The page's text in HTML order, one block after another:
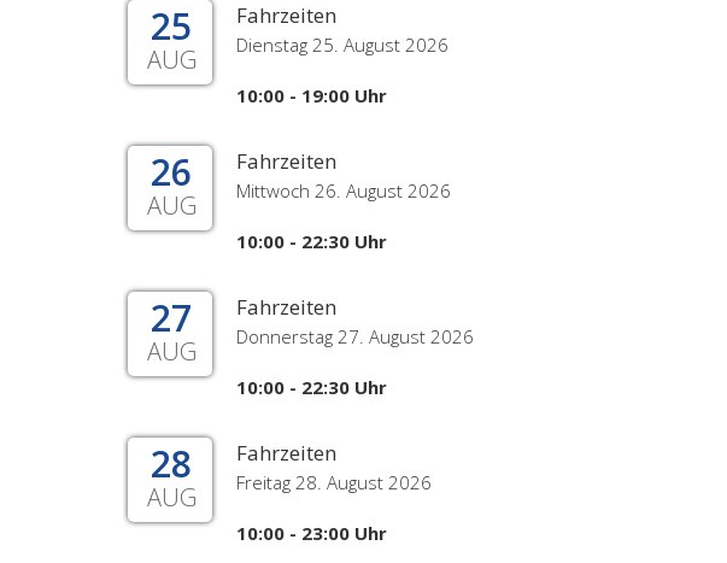
25
AUG
Fahrzeiten
Dienstag 25. August 2026
10:00 - 19:00 Uhr
26
AUG
Fahrzeiten
Mittwoch 26. August 2026
10:00 - 22:30 Uhr
27
AUG
Fahrzeiten
Donnerstag 27. August 2026
10:00 - 22:30 Uhr
28
AUG
Fahrzeiten
Freitag 28. August 2026
10:00 - 23:00 Uhr